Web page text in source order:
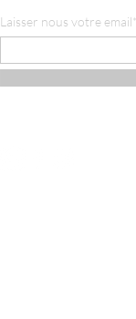
Laisser nous votre email*